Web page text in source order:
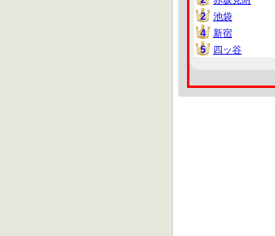
2
2
池袋
4
4
新宿
5
5 四ッ谷